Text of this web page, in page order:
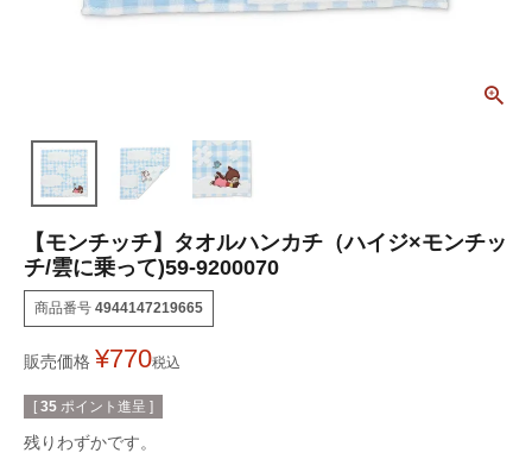
【モンチッチ】タオルハンカチ（ハイジ×モンチッ
チ/雲に乗って)59-9200070
商品番号 4944147219665
販売価格 ¥770税込
[ 35 ポイント進呈 ]
残りわずかです。